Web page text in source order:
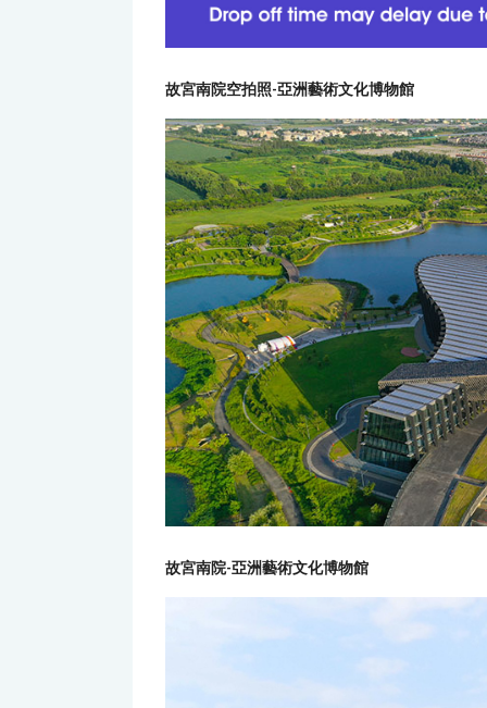
故宮南院空拍照-亞洲藝術文化博物館
故宮南院-亞洲藝術文化博物館